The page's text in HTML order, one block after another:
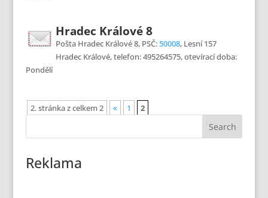
Hradec Králové 8
Pošta Hradec Králové 8, PSČ:50008, Lesní 157
Hradec Králové, telefon: 495264575, otevírací doba:
Pondělí
2. stránka z celkem 2 « 1 2
Reklama